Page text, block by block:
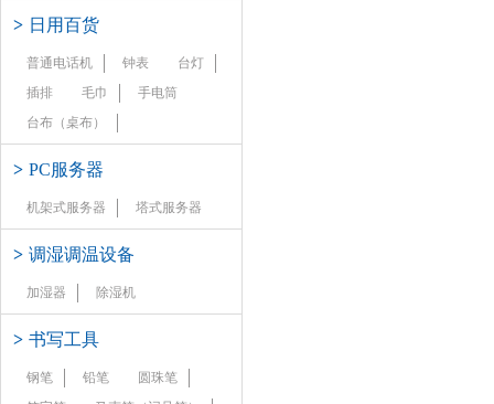
> 日用百货
普通电话机 钟表
台灯
插排
毛巾
手电筒
台布（桌布）
> PC服务器
机架式服务器 塔式服务器
> 调湿调温设备
加湿器 除湿机
> 书写工具
钢笔 铅笔
圆珠笔